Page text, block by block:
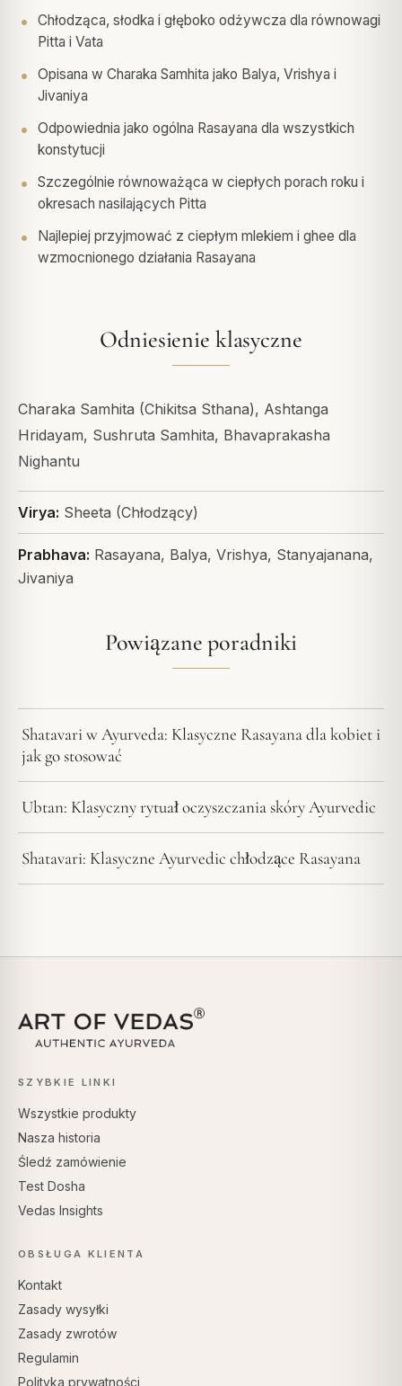
Chłodząca, słodka i głęboko odżywcza dla równowagi
Pitta i Vata
Opisana w Charaka Samhita jako Balya, Vrishya i
Jivaniya
Odpowiednia jako ogólna Rasayana dla wszystkich
konstytucji
Szczególnie równoważąca w ciepłych porach roku i
okresach nasilających Pitta
Najlepiej przyjmować z ciepłym mlekiem i ghee dla
wzmocnionego działania Rasayana
Odniesienie klasyczne
Charaka Samhita (Chikitsa Sthana), Ashtanga
Hridayam, Sushruta Samhita, Bhavaprakasha
Nighantu
Virya: Sheeta (Chłodzący)
Prabhava: Rasayana, Balya, Vrishya, Stanyajanana,
Jivaniya
Powiązane poradniki
Shatavari w Ayurveda: Klasyczne Rasayana dla kobiet i
jak go stosować
Ubtan: Klasyczny rytuał oczyszczania skóry Ayurvedic
Shatavari: Klasyczne Ayurvedic chłodzące Rasayana
SZYBKIE LINKI
Wszystkie produkty
Nasza historia
Śledź zamówienie
Test Dosha
Vedas Insights
OBSŁUGA KLIENTA
Kontakt
Zasady wysyłki
Zasady zwrotów
Regulamin
Polityka prywatności